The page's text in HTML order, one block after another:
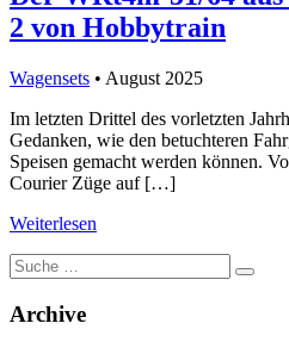
2 von Hobbytrain
Wagensets • August 2025
Im letzten Drittel des vorletzten
Gedanken, wie den betuchteren
Speisen gemacht werden können.
Courier Züge auf […]
Weiterlesen
Suche
nach:
Archive